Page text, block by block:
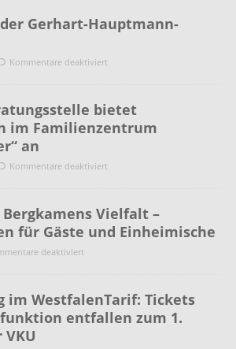
Gerhart-Hauptmann-
Kommentare deaktiviert
bietet
im Familienzentrum
an
Kommentare deaktiviert
Bergkamens Vielfalt –
für Gäste und Einheimische
deaktiviert
im WestfalenTarif: Tickets
entfallen zum 1.